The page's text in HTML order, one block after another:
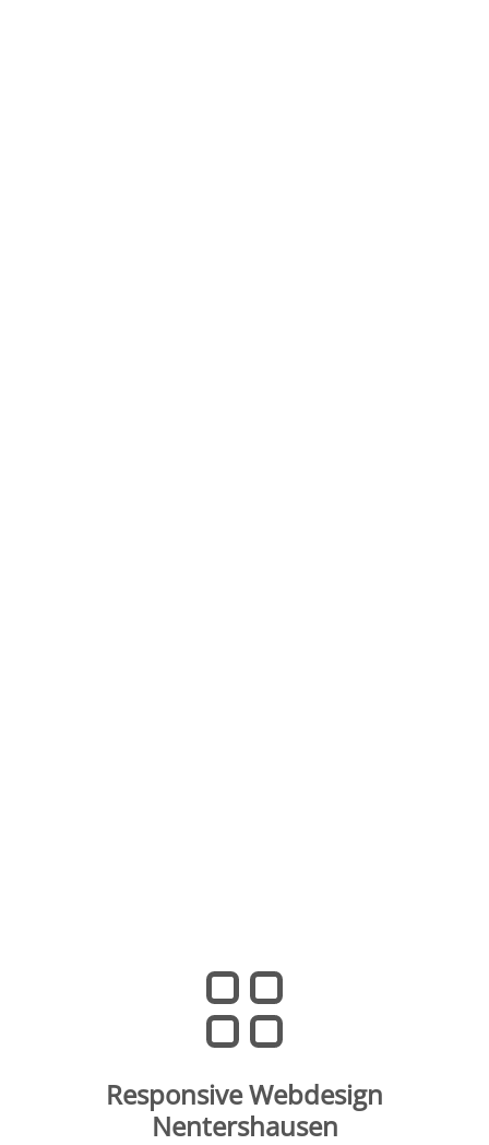
Responsive Webdesign
Nentershausen